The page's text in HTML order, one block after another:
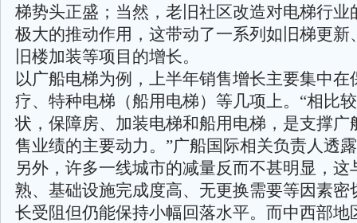
梯势头正盛；当然，老旧社区改造对电梯行业
极大的推动作用，这带动了一系列如旧梯更新
旧楼加装等项目的增长。
以广船电梯为例，上半年销售增长主要集中在
疗、特种电梯（船用电梯）等几项上。“相比
状，保障房、加装电梯和船用电梯，是支撑广
售业绩的主要动力。”广船国际相关负责人透
另外，许多一线城市的减量反而不甚明显，这
熟、基础设施完成度高、无更换需要等因素密
长受阻但仍能保持小幅回落水平。而中西部地